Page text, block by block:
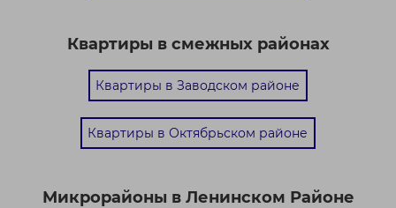
Квартиры в смежных районах
Квартиры в Заводском районе
Квартиры в Октябрьском районе
Микрорайоны в Ленинском Районе